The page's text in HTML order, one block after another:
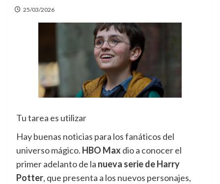
25/03/2026
Tu tarea es utilizar
Hay buenas noticias para los fanáticos del
universo mágico. HBO Max dio a conocer el
primer adelanto de la nueva serie de Harry
Potter, que presenta a los nuevos personajes,